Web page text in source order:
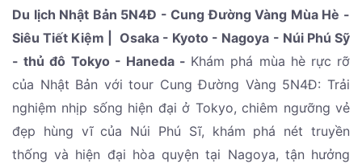
Du lịch Nhật Bản 5N4Đ - Cung Đường Vàng Mùa Hè -
Siêu Tiết Kiệm | Osaka - Kyoto - Nagoya - Núi Phú Sỹ
- thủ đô Tokyo - Haneda - Khám phá mùa hè rực rỡ
của Nhật Bản với tour Cung Đường Vàng 5N4Đ: Trải
nghiệm nhịp sống hiện đại ở Tokyo, chiêm ngưỡng vẻ
đẹp hùng vĩ của Núi Phú Sĩ, khám phá nét truyền
thống và hiện đại hòa quyện tại Nagoya, tận hưởng